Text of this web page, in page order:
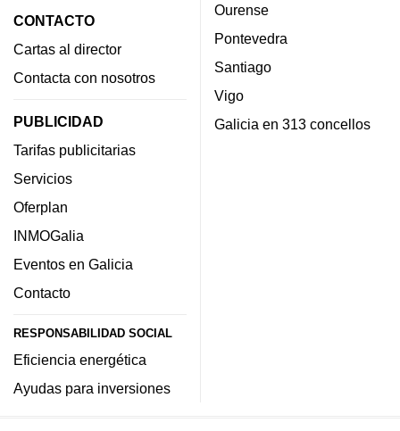
CONTACTO
Cartas al director
Contacta con nosotros
PUBLICIDAD
Tarifas publicitarias
Servicios
Oferplan
INMOGalia
Eventos en Galicia
Contacto
RESPONSABILIDAD SOCIAL
Eficiencia energética
Ayudas para inversiones
Ourense
Pontevedra
Santiago
Vigo
Galicia en 313 concellos